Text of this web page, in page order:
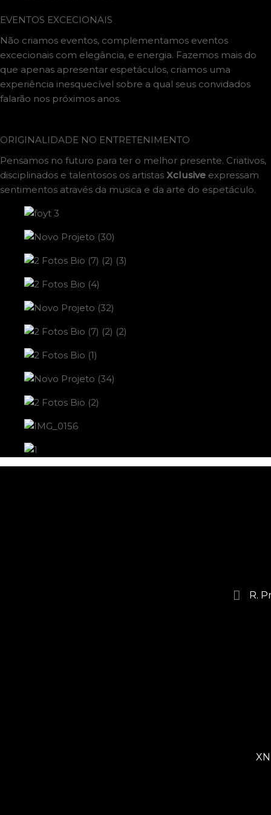
EVENTOS EXCECIONAIS
Não criamos eventos, complementamos eventos
excecionais com elegância, e energia. Fazemos mais do
que apenas apresentar espetáculos, criamos uma
experiência inesquecível sobre a qual seus convidados
falarão nos próximos anos.
ORIGINALIDADE NO ENTRETENIMENTO
Pensamos no futuro para ter o melhor presente. Criativos,
disciplinados e talentosos os artistas Xclusive expressam
sentimentos através da musica e da arte do espetáculo.
R.